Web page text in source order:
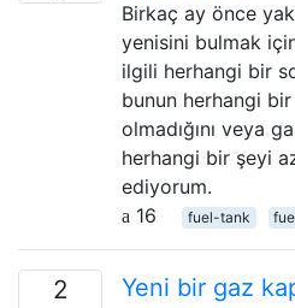
Birkaç ay önce
yenisini bulmak
ilgili herhangi bir
bunun herhangi
olmadığını veya
herhangi bir şeyi
ediyorum.
16
fuel-tank
2
Yeni bir gaz